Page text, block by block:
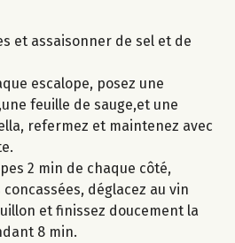
et assaisonner de sel et de
escalope, posez une
feuille de sauge,et une
refermez et maintenez avec
2 min de chaque côté,
déglacez au vin
et finissez doucement la
8 min.